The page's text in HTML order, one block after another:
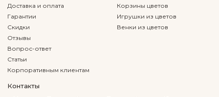
Доставка и оплата
Гарантии
Скидки
Отзывы
Вопрос-ответ
Статьи
Корпоративным клиентам
Корзины цветов
Игрушки из цветов
Венки из цветов
Контакты